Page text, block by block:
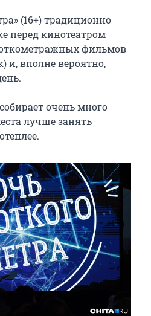
(16+)традиционно
перед кинотеатром
фильмов
и, вполне вероятно,
очень много
лучше занять